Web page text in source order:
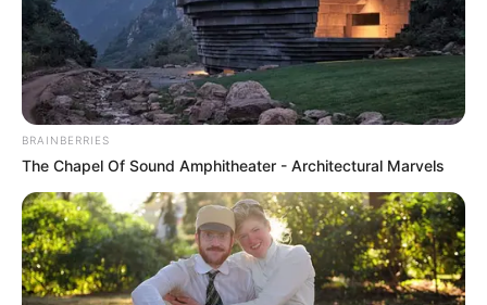
BRAINBERRIES
The Chapel Of Sound Amphitheater - Architectural Marvels